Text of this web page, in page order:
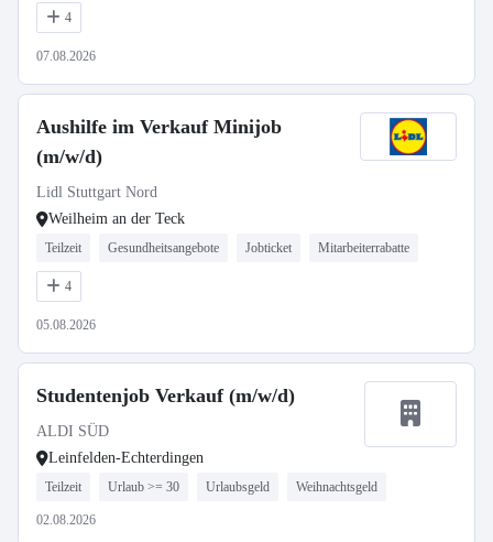
4
07.08.2026
Aushilfe im Verkauf Minijob
(m/w/d)
Lidl Stuttgart Nord
Weilheim an der Teck
Teilzeit Gesundheitsangebote Jobticket Mitarbeiterrabatte
4
05.08.2026
Studentenjob Verkauf (m/w/d)
ALDI SÜD
Leinfelden-Echterdingen
Teilzeit Urlaub >= 30 Urlaubsgeld Weihnachtsgeld
02.08.2026